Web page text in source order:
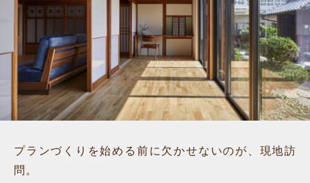
プランづくりを始める前に欠かせないのが、現地訪
問。